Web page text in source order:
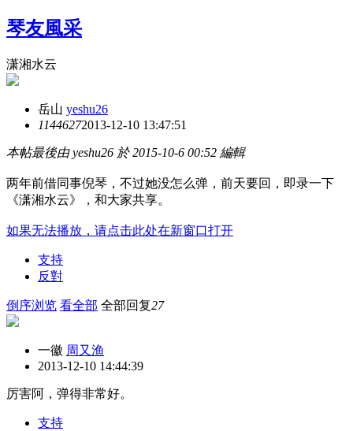
琴友風采
潇湘水云
岳山 yeshu26
11446272013-12-10 13:47:51
本帖最後由 yeshu26 於 2015-10-6 00:52 編輯
两年前借同事倪琴，不过她没怎么弹，前天要回，即录一下
《潇湘水云》，和大家共享。
如果无法播放，请点击此处在新窗口打开
支持
反對
倒序浏览 看全部 全部回复27
一徽 周又渔
2013-12-10 14:44:39
厉害阿，弹得非常好。
支持